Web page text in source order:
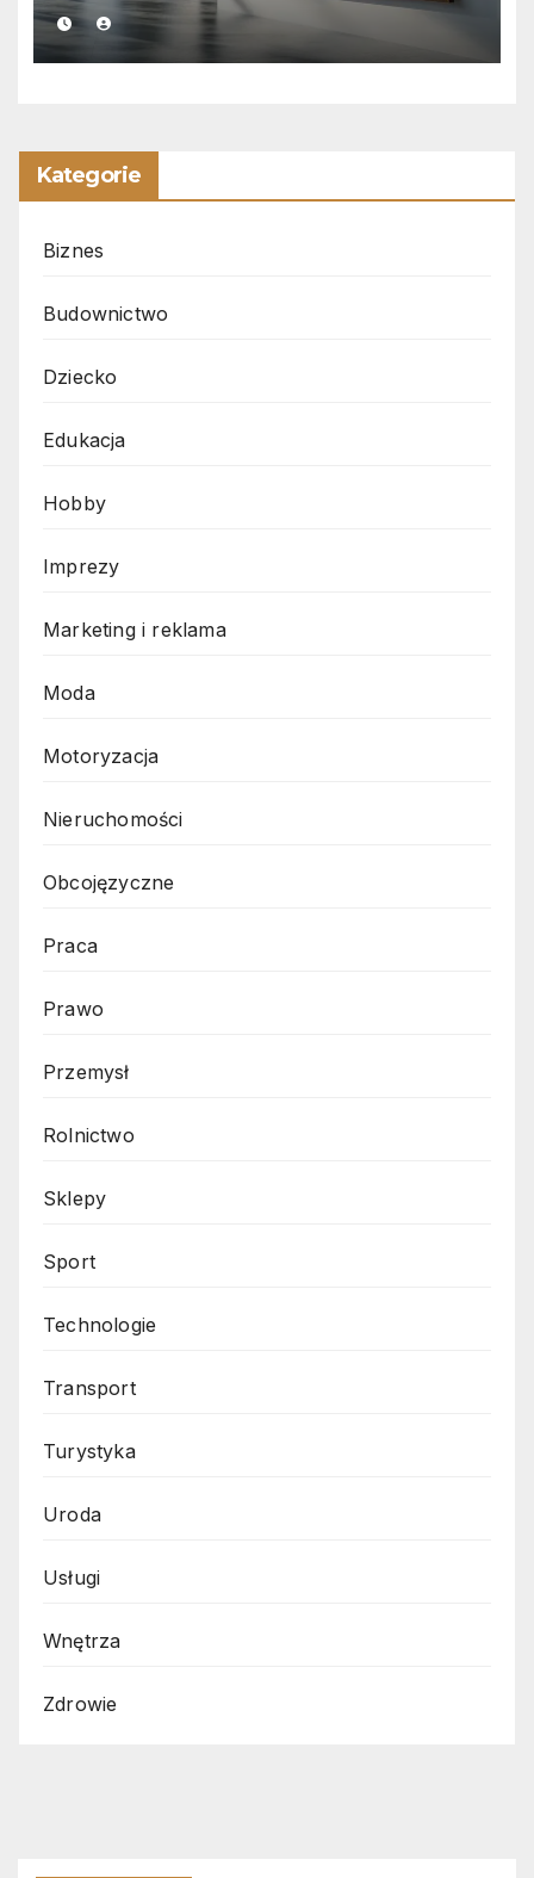
Kategorie
Biznes
Budownictwo
Dziecko
Edukacja
Hobby
Imprezy
Marketing i reklama
Moda
Motoryzacja
Nieruchomości
Obcojęzyczne
Praca
Prawo
Przemysł
Rolnictwo
Sklepy
Sport
Technologie
Transport
Turystyka
Uroda
Usługi
Wnętrza
Zdrowie